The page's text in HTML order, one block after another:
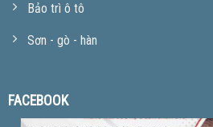
Bảo trì ô tô
Sơn - gò - hàn
FACEBOOK